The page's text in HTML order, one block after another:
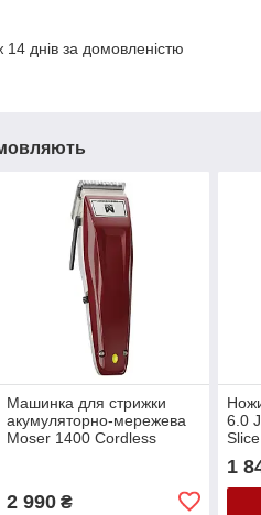
днів за домовленістю
Машинка для стрижки
акумуляторно-мережева
Moser 1400 Cordless
2 990₴
6.0
1